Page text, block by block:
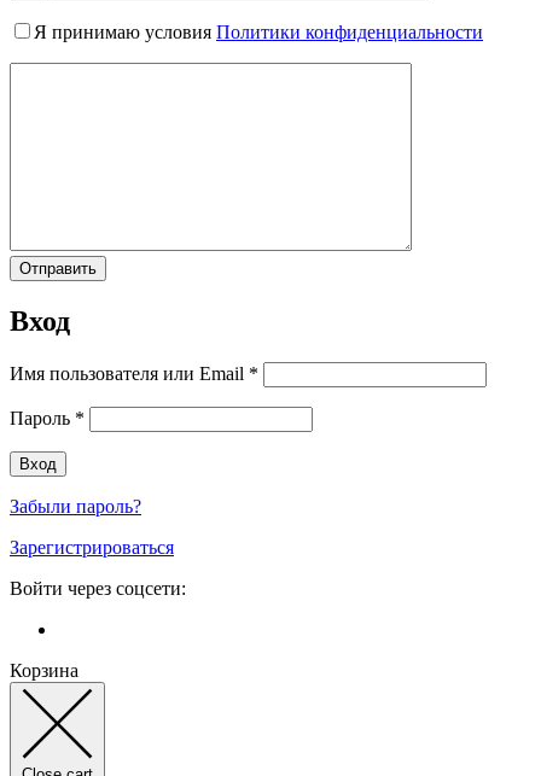
Я принимаю условия Политики конфиденциальности
Вход
Имя пользователя или Email *
Пароль *
Забыли пароль?
Зарегистрироваться
Войти через соцсети:
Корзина